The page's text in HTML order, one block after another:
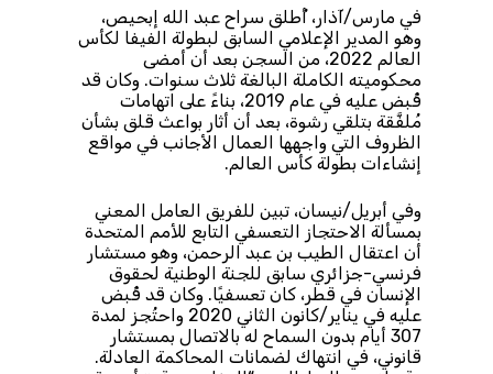
في مارس/آذار، أُطلق سراح عبد الله إبحيص،
وهو المدير الإعلامي السابق لبطولة الفيفا لكأس
العالم 2022، من السجن بعد أن أمضى
محكوميته الكاملة البالغة ثلاث سنوات. وكان قد
قُبض عليه في عام 2019، بناءً على اتهامات
مُلفَّقة بتلقي رشوة، بعد أن أثار بواعث قلق بشأن
الظروف التي واجهها العمال الأجانب في مواقع
إنشاءات بطولة كأس العالم.
وفي أبريل/نيسان، تبين للفريق العامل المعني
بمسألة الاحتجاز التعسفي التابع للأمم المتحدة
أن اعتقال الطيب بن عبد الرحمن، وهو مستشار
فرنسي-جزائري سابق للجنة الوطنية لحقوق
الإنسان في قطر، كان تعسفيًا. وكان قد قُبض
عليه في يناير/كانون الثاني 2020 واحتُجز لمدة
307 أيام بدون السماح له بالاتصال بمستشار
قانوني، في انتهاك لضمانات المحاكمة العادلة.